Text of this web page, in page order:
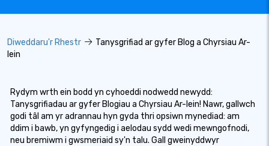
Diweddaru'r Rhestr
Tanysgrifiad ar gyfer Blog a Chyrsiau Ar-
lein
Rydym wrth ein bodd yn cyhoeddi nodwedd newydd:
Tanysgrifiadau ar gyfer Blogiau a Chyrsiau Ar-lein! Nawr, gallwch
godi tâl am yr adrannau hyn gyda thri opsiwn mynediad: am
ddim i bawb, yn gyfyngedig i aelodau sydd wedi mewngofnodi,
neu bremiwm i gwsmeriaid sy'n talu. Gall gweinyddwyr